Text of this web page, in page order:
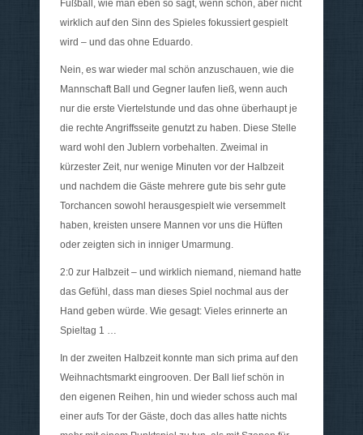
Fußball, wie man eben so sagt, wenn schön, aber nicht
wirklich auf den Sinn des Spieles fokussiert gespielt
wird – und das ohne Eduardo.
Nein, es war wieder mal schön anzuschauen, wie die
Mannschaft Ball und Gegner laufen ließ, wenn auch
nur die erste Viertelstunde und das ohne überhaupt je
die rechte Angriffsseite genutzt zu haben. Diese Stelle
ward wohl den Jublern vorbehalten. Zweimal in
kürzester Zeit, nur wenige Minuten vor der Halbzeit
und nachdem die Gäste mehrere gute bis sehr gute
Torchancen sowohl herausgespielt wie versemmelt
haben, kreisten unsere Mannen vor uns die Hüften
oder zeigten sich in inniger Umarmung.
2:0 zur Halbzeit – und wirklich niemand, niemand hatte
das Gefühl, dass man dieses Spiel nochmal aus der
Hand geben würde. Wie gesagt: Vieles erinnerte an
Spieltag 1 …
In der zweiten Halbzeit konnte man sich prima auf den
Weihnachtsmarkt eingrooven. Der Ball lief schön in
den eigenen Reihen, hin und wieder schoss auch mal
einer aufs Tor der Gäste, doch das alles hatte nichts